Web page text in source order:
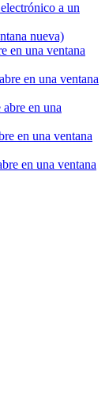
a un
nueva)
en una ventana
en una ventana
en una
en una ventana
en una ventana